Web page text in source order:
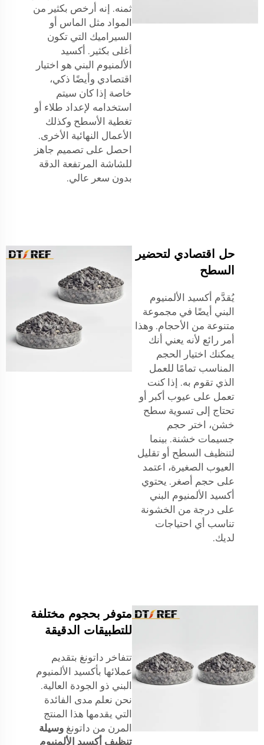
ثمنه. إنه أرخص بكثير من
المواد مثل الماس أو
السيراميك التي تكون
أغلى بكثير. أكسيد
الألمنيوم البني هو اختيار
اقتصادي وأيضًا ذكي،
خاصة إذا كان سيتم
استخدامه لإعداد طلاء أو
تغطية الأسطح وكذلك
الأعمال النهائية الأخرى.
احصل على تصميم جاهز
للشاشة المرتفعة الدقة
بدون سعر عالي.
حل اقتصادي لتحضير
السطح
يُقدَّم أكسيد الألمنيوم
البني أيضًا في مجموعة
متنوعة من الأحجام. وهذا
أمر رائع لأنه يعني أنك
يمكنك اختيار الحجم
المناسب تمامًا للعمل
الذي تقوم به. إذا كنت
تعمل على عيوب أكبر أو
تحتاج إلى تسوية سطح
خشن، اختر حجم
جسيمات خشنة. بينما
لتنظيف السطح أو تقليل
العيوب الصغيرة، اعتمد
على حجم أصغر. يحتوي
أكسيد الألمنيوم البني
على درجة من الخشونة
تناسب أي احتياجات
لديك.
متوفر بحجوم مختلفة
للتطبيقات الدقيقة
تتفاخر داتونغ بتقديم
عملائها بأكسيد الألمنيوم
البني ذو الجودة العالية.
نحن نعلم مدى الفائدة
التي يقدمها هذا المنتج
المرن من داتونغ وسيلة
تنظيف أكسيد الألمنيوم